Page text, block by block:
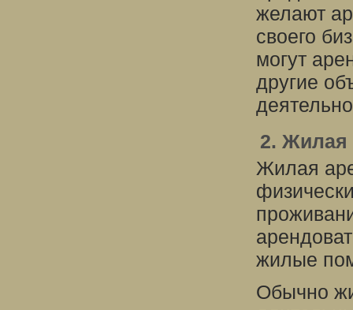
желают
своего
могут
другие
2. Жилая
Жилая
жилые
Обычно